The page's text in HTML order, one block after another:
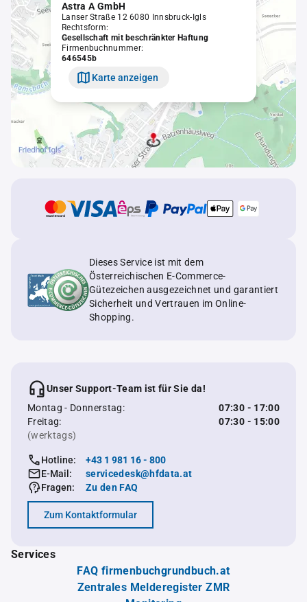
Astra A GmbH
Lanser Straße 12 6080 Innsbruck-Igls
Rechtsform:
Gesellschaft mit beschränkter Haftung
Firmenbuchnummer:
646545b
Karte anzeigen
Dieses Service ist mit dem
Österreichischen E-Commerce-
Gütezeichen ausgezeichnet und garantiert
Sicherheit und Vertrauen im Online-
Shopping.
Unser Support-Team ist für Sie da!
Montag - Donnerstag:
07:30 - 17:00
Freitag:
07:30 - 15:00
(werktags)
Hotline:
+43 1 981 16 - 800
E-Mail:
servicedesk@hfdata.at
Fragen:
Zu den FAQ
Zum Kontaktformular
Services
FAQ firmenbuchgrundbuch.at
Zentrales Melderegister ZMR